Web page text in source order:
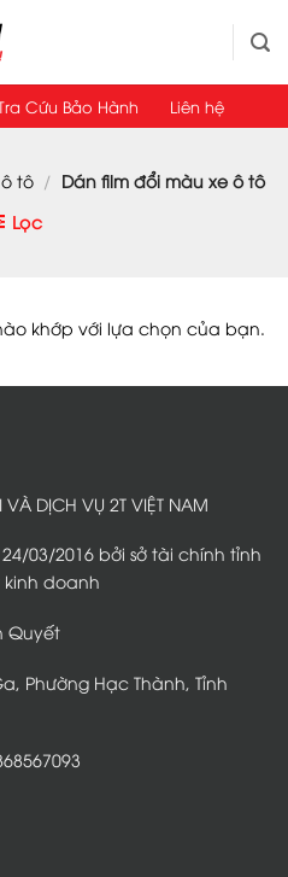
Cứu Bảo Hành Liên hệ
tô / Dán film đổi màu xe ô tô
Lọc
khớp với lựa chọn của bạn.
DỊCH VỤ 2T VIỆT NAM
03/2016 bởi sở tài chính tỉnh
kinh doanh
Quyết
Phường Hạc Thành, Tỉnh